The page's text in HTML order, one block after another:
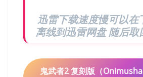
迅雷下载速度慢可以在
离线到迅雷网盘 随后取
鬼武者2 复刻版（